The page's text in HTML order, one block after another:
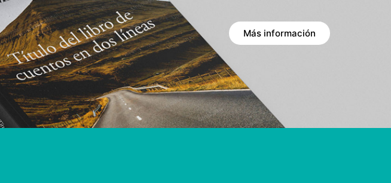
Más información